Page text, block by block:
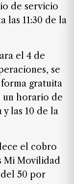
de servicio
las 11:30 de la
el 4 de
se
gratuita
un horario de
las 10 de la
el cobro
Mi Movilidad
50 por